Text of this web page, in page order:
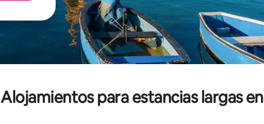
Alojamientos para estancias largas